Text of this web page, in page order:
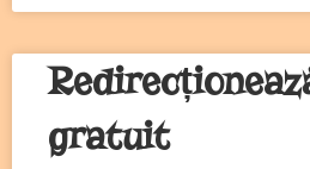
gratuit